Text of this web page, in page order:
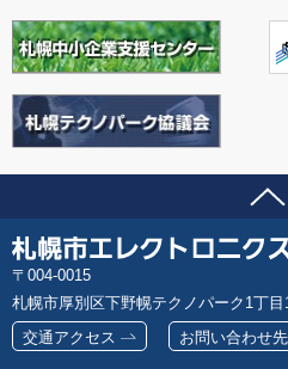
ページの先頭へ
問い合わせ先
郵
便
番
号
004-0015
札幌市厚別区下野幌テクノパーク1丁目
交通アクセス
お問い合わせ先